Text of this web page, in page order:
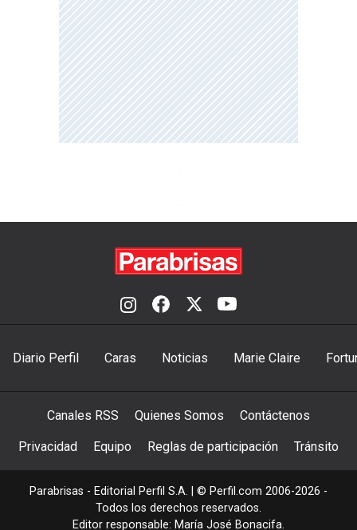
Diario Perfil Caras Noticias Marie Claire
Canales RSS Quienes Somos Contáctenos
Privacidad Equipo Reglas de participación Tránsito
Parabrisas - Editorial Perfil S.A. | © Perfil.com 2006-2026 -
Todos los derechos reservados.
Editor responsable: María José Bonacifa.